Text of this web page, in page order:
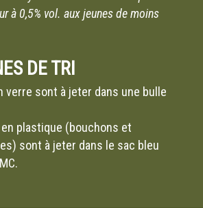
à 0,5% vol. aux jeunes de moins
DE TRI
verre sont à jeter dans une bulle
plastique (bouchons et
sont à jeter dans le sac bleu